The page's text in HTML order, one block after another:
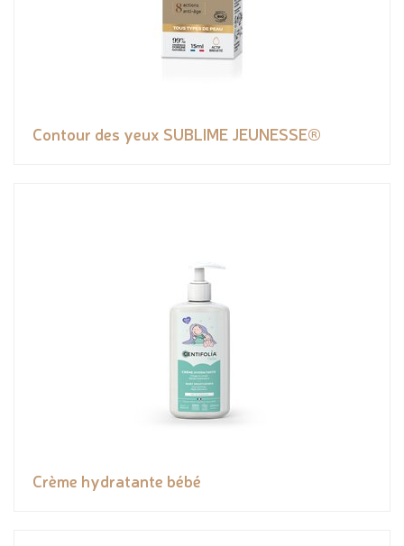
Contour des yeux SUBLIME JEUNESSE®
Crème hydratante bébé